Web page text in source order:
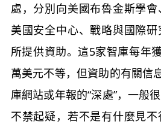
處，分別向美國布魯金斯學
美國安全中心、戰略與國際
所提供資助。這5家智庫每年
萬美元不等，但資助的有關信
庫網站或年報的“深處”，一般
不禁起疑，若不是有什麼見